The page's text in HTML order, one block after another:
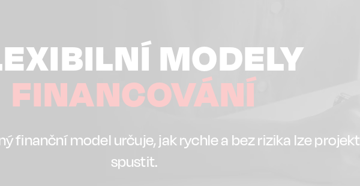
MODELY
FINANCOVÁNÍ
finanční model určuje, jak rychle a bez rizika lze projekt
spustit.